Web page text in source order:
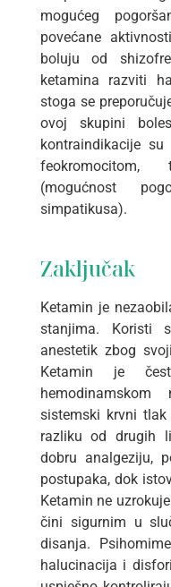
mogućeg
povećane
boluju od
ketamina razviti
stoga se
ovoj skupini
kontraindikacije su
(mogućnost
simpatikusa).
Zaključak
Ketamin je
stanjima. Koristi
anestetik zbog
Ketamin je
sistemski krvni
razliku od drugih
dobru analgeziju,
postupaka, dok
Ketamin ne
čini sigurnim u
disanja.
halucinacija i